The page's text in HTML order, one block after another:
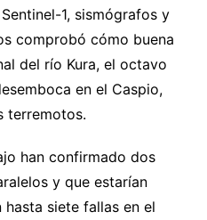
1, sismógrafos y
comprobó cómo buena
del río Kura, el octavo
en el Caspio,
terremotos.
han confirmado dos
y que estarían
siete fallas en el